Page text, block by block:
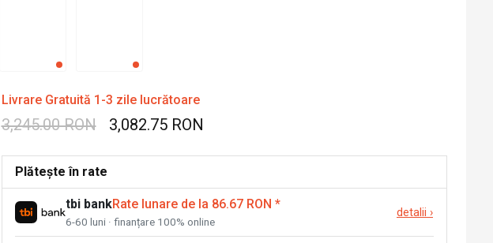
Livrare Gratuită 1-3 zile lucrătoare
3,245.00 RON 3,082.75 RON
Plătește în rate
tbi bankRate lunare de la 86.67 RON *
6-60 luni · finanțare 100% online
detalii ›